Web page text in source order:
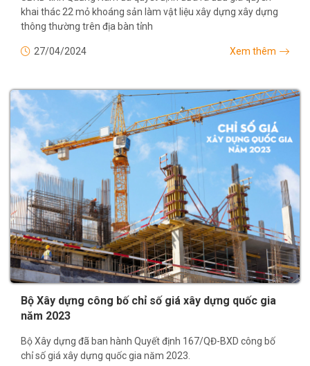
khai thác 22 mỏ khoáng sản làm vật liệu xây dựng xây dựng
thông thường trên địa bàn tỉnh
27/04/2024 Xem thêm
Bộ Xây dựng công bố chỉ số giá xây dựng quốc gia
năm 2023
Bộ Xây dựng đã ban hành Quyết định 167/QĐ-BXD công bố
chỉ số giá xây dựng quốc gia năm 2023.